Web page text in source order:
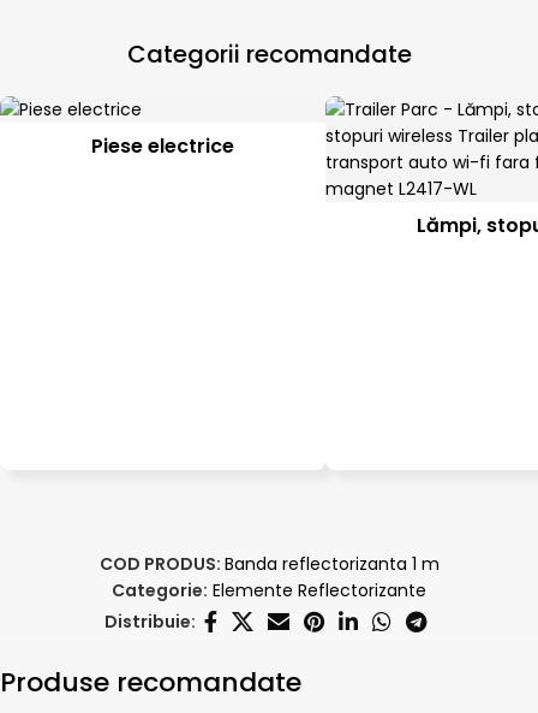
Categorii recomandate
Piese electrice
Lămpi,
COD PRODUS: Banda reflectorizanta 1 m
Categorie: Elemente Reflectorizante
Distribuie:
Produse recomandate